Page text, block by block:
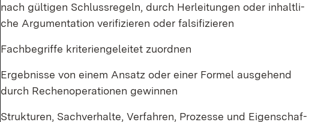
nach gül­ti­gen Schluss­re­geln, durch Her­lei­tun­gen oder in­halt­li­
che Ar­gu­men­ta­ti­on ve­ri­fi­zie­ren oder fal­si­fi­zie­ren
Fach­be­grif­fe kri­te­ri­en­ge­lei­tet zu­ord­nen
Er­geb­nis­se von ei­nem An­satz oder ei­ner For­mel aus­ge­hend
durch Re­chen­ope­ra­tio­nen ge­win­nen
Struk­tu­ren, Sach­ver­hal­te, Ver­fah­ren, Pro­zes­se und Ei­gen­schaf­